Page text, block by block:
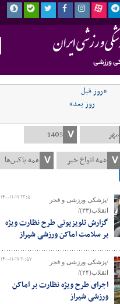
«روز قبل
روز بعد»
۱۴۰۰-۱۱-۱۷ ۲۳:۵۰
/پزشکی ورزشی و فجر
انقلاب(۳۳)/
گزارش تلویزیونی طرح نظارت ویژه
بر سلامت اماکن ورزشی شیراز
۱۴۰۰-۱۱-۱۷ ۲۰:۵۷
/پزشکی ورزشی و فجر
انقلاب(۲۴)/
اجرای طرح ویژه نظارت بر اماکن
ورزشی شیراز